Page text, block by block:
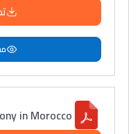
in Morocco